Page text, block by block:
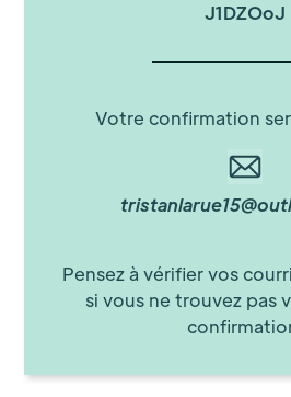
J1DZOoJ
Votre confirmation
Pensez à vérifier vos
si vous ne trouvez pas